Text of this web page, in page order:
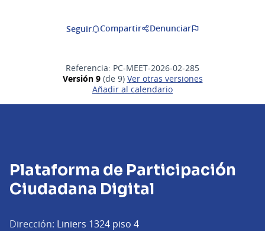
Seguir Compartir Denunciar
Referencia: PC-MEET-2026-02-285
Versión 9(de 9)
ver otras versiones
Añadir al calendario
Plataforma de Participación
Ciudadana Digital
Dirección: Liniers 1324 piso 4